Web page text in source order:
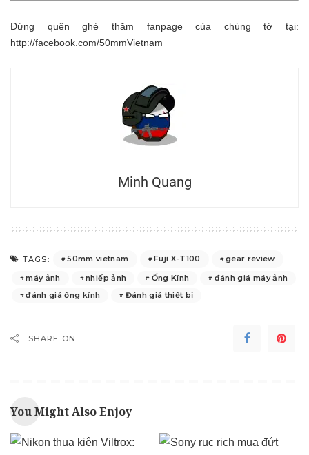
Đừng quên ghé thăm fanpage của chúng tớ tại:
http://facebook.com/50mmVietnam
Minh Quang
TAGS: 50mm vietnam Fuji X-T100
gear review
máy ảnh
nhiếp ảnh Ống Kính
đánh giá máy ảnh
đánh giá ống kính
Đánh giá thiết bị
SHARE ON
You Might Also Enjoy